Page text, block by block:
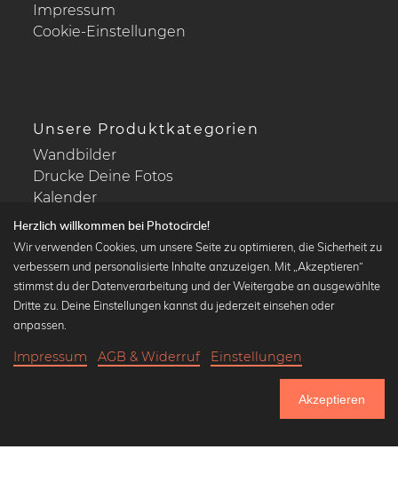
Bis Donnerstag: 20% Rabatt auf alle Bilder
Impressum
Cookie-Einstellungen
Unsere Produktkategorien
Wandbilder
Drucke Deine Fotos
Kalender
Beliebte Kollektionen
Wandbilder in schwarz-weiß
Klassiker der Kunstgeschichte
Herzlich willkommen bei Photocircle!
Wir verwenden Cookies, um unsere Seite zu optimieren, die Sicherheit zu
verbessern und personalisierte Inhalte anzuzeigen. Mit „Akzeptieren“
stimmst du der Datenverarbeitung und der Weitergabe an ausgewählte
Dritte zu. Deine Einstellungen kannst du jederzeit einsehen oder
anpassen.
Impressum AGB & Widerruf Einstellungen
Akzeptieren